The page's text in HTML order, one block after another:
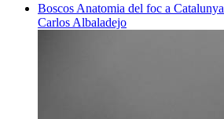
Boscos Anatomia del foc a Catalunya
Carlos Albaladejo